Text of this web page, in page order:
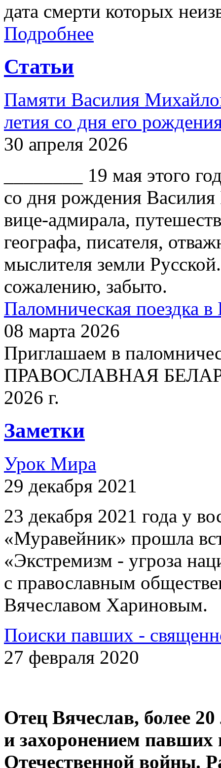
дата смерти которых
Подробнее
Статьи
Памяти Василия
летия со дня его
30 апреля 2026
________ 19 мая этого
со дня рождения
вице-адмирала,
географа, писателя,
мыслителя земли
сожалению, забыто.
Паломническая поездка в
08 марта 2026
Приглашаем в
ПРАВОСЛАВНАЯ
2026 г.
Заметки
Урок Мира
29 декабря 2021
23 декабря 2021 года у
«Муравейник» прошла
«Экстремизм - угроза
с православным
Вячеславом Хариновым.
Поиски павших -
27 февраля 2020
Отец Вячеслав, более
и захоронением павших
Отечественной войны.